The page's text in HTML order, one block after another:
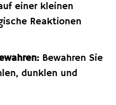
einer kleinen
Reaktionen
Bewahren Sie
dunklen und